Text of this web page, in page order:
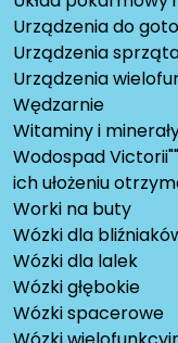
Urządzenia do
Urządzenia
Urządzenia
Wędzarnie
Witaminy i
Wodospad
ich ułożeniu
Worki na buty
Wózki dla
Wózki dla lalek
Wózki głębokie
Wózki spacerowe